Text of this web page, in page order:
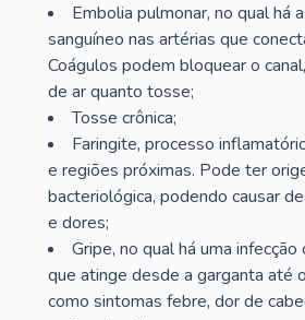
Embolia pulmonar, no qual há
sanguíneo nas artérias que
Coágulos podem bloquear o
de ar quanto tosse;
Tosse crônica;
Faringite, processo
e regiões próximas. Pode ter
bacteriológica, podendo causar
e dores;
Gripe, no qual há uma infecção
que atinge desde a garganta até
como sintomas febre, dor de